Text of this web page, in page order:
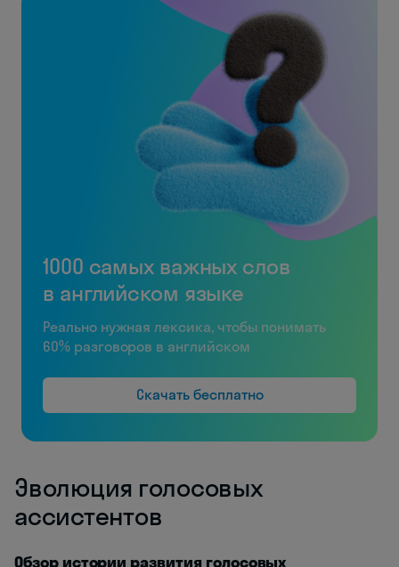
1000 самых важных слов
в английском языке
Реально нужная лексика, чтобы понимать
60% разговоров в английском
Скачать бесплатно
Эволюция голосовых
ассистентов
Обзор истории развития голосовых